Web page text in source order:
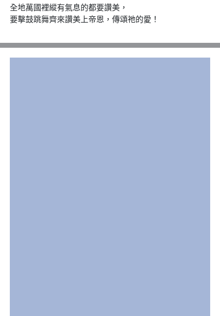
全地萬國裡縱有氣息的都要讚美，
要擊鼓跳舞齊來讚美上帝恩，傳頌祂的愛！